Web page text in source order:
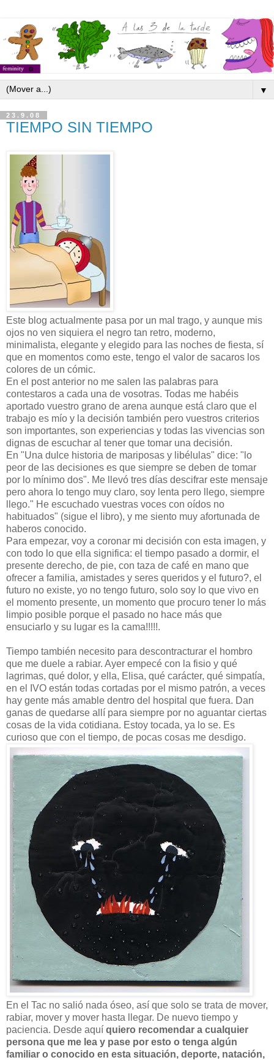
▼
23.9.08
TIEMPO SIN TIEMPO
Este blog actualmente pasa por un mal trago, y aunque mis
ojos no ven siquiera el negro tan retro, moderno,
minimalista, elegante y elegido para las noches de fiesta, sí
que en momentos como este, tengo el valor de sacaros los
colores de un cómic.
En el post anterior no me salen las palabras para
contestaros a cada una de vosotras. Todas me habéis
aportado vuestro grano de arena aunque está claro que el
trabajo es mío y la decisión también pero vuestros criterios
son importantes, son experiencias y todas las vivencias son
dignas de escuchar al tener que tomar una decisión.
En "Una dulce historia de mariposas y libélulas" dice: "lo
peor de las decisiones es que siempre se deben de tomar
por lo mínimo dos". Me llevó tres días descifrar este mensaje
pero ahora lo tengo muy claro, soy lenta pero llego, siempre
llego." He escuchado vuestras voces con oídos no
habituados" (sigue el libro), y me siento muy afortunada de
haberos conocido.
Para empezar, voy a coronar mi decisión con esta imagen, y
con todo lo que ella significa: el tiempo pasado a dormir, el
presente derecho, de pie, con taza de café en mano que
ofrecer a familia, amistades y seres queridos y el futuro?, el
futuro no existe, yo no tengo futuro, solo soy lo que vivo en
el momento presente, un momento que procuro tener lo más
limpio posible porque el pasado no hace más que
ensuciarlo y su lugar es la cama!!!!!.
Tiempo también necesito para descontracturar el hombro
que me duele a rabiar. Ayer empecé con la fisio y qué
lagrimas, qué dolor, y ella, Elisa, qué carácter, qué simpatía,
en el IVO están todas cortadas por el mismo patrón, a veces
hay gente más amable dentro del hospital que fuera. Dan
ganas de quedarse allí para siempre por no aguantar ciertas
cosas de la vida cotidiana. Estoy tocada, ya lo se. Es
curioso que con el tiempo, de pocas cosas me desdigo.
En el Tac no salió nada óseo, así que solo se trata de mover,
rabiar, mover y mover hasta llegar. De nuevo tiempo y
paciencia. Desde aquí quiero recomendar a cualquier
persona que me lea y pase por esto o tenga algún
familiar o conocido en esta situación, deporte, natación,